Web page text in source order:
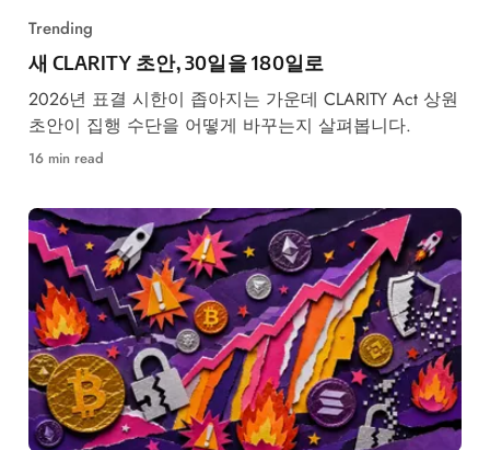
Trending
새 CLARITY 초안, 30일을 180일로
2026년 표결 시한이 좁아지는 가운데 CLARITY Act 상원
초안이 집행 수단을 어떻게 바꾸는지 살펴봅니다.
16 min read